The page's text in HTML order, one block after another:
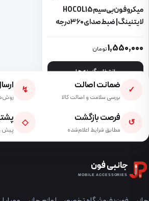
میکروفون بی‌سیم HOCO L15
لایتنینگ | ضبط صدای ۳۶۰ درجه
1,550,000تومان
انتخاب گزینه ها
این محصول دارای انواع مختلفی می باشد.
✓ ضمانت اصالت
بررسی سلامت و اصالت کالا
↯
↺ فرصت بازگشت
مطابق شرایط اعلام‌شده
◇
پیش
جانبی فون
MOBILE ACCESSORIES